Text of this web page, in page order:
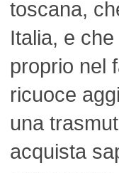
toscana,
Italia, e
proprio nel
ricuoce
una
acquista